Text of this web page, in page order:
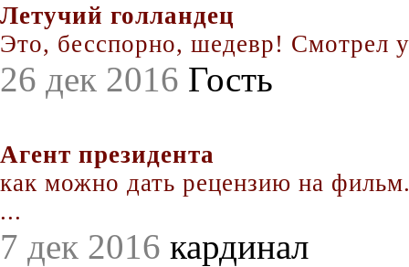
Летучий голландец
Это, бесспорно, шедевр! Смотрел
26 дек 2016 Гость
Агент президента
как можно дать рецензию на
...
7 дек 2016 кардинал